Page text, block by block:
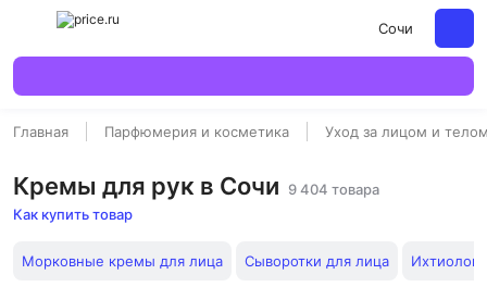
Сочи
Главная Парфюмерия и косметика Уход за лицом и
Кремы для рук в Сочи
9 404 товара
Как купить товар
Морковные кремы для лица Сыворотки для лица